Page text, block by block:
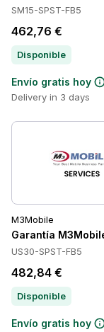
SM15-SPST-FB5
462,76 €
Disponible
Envío gratis hoy
Delivery in 3 days
M3Mobile
Garantía
US30-SPST-FB5
482,84 €
Disponible
Envío gratis hoy